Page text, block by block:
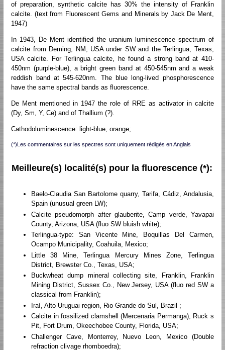
of preparation, synthetic calcite has 30% the intensity of Franklin
calcite. (text from Fluorescent Gems and Minerals by Jack De Ment,
1947)
In 1943, De Ment identified the uranium luminescence spectrum of
calcite from Deming, NM, USA under SW and the Terlingua, Texas,
USA calcite. For Terlingua calcite, he found a strong band at 410-
450nm (purple-blue), a bright green band at 450-545nm and a weak
reddish band at 545-620nm. The blue long-lived phosphorescence
have the same spectral bands as fluorescence.
De Ment mentioned in 1947 the role of RRE as activator in calcite
(Dy, Sm, Y, Ce) and of Thallium (?).
Cathodoluminescence: light-blue, orange;
(*)Les commentaires sur les spectres sont uniquement rédigés en Anglais
Meilleure(s) localité(s) pour la fluorescence (*):
Baelo-Claudia San Bartolome quarry, Tarifa, Cádiz, Andalusia,
Spain (unusual green LW);
Calcite pseudomorph after glauberite, Camp verde, Yavapai
County, Arizona, USA (fluo SW bluish white);
Terlingua-type: San Vicente Mine, Boquillas Del Carmen,
Ocampo Municipality, Coahuila, Mexico;
Little 38 Mine, Terlingua Mercury Mines Zone, Terlingua
District, Brewster Co., Texas, USA;
Buckwheat dump mineral collecting site, Franklin, Franklin
Mining District, Sussex Co., New Jersey, USA (fluo red SW a
classical from Franklin);
Iraí, Alto Uruguai region, Rio Grande do Sul, Brazil ;
Calcite in fossilized clamshell (Mercenaria Permanga), Ruck s
Pit, Fort Drum, Okeechobee County, Florida, USA;
Challenger Cave, Monterrey, Nuevo Leon, Mexico (Double
refraction clivage rhomboedra);